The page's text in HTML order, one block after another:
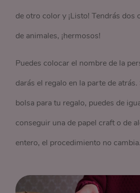
de otro color y ¡Listo! Tendrás dos
de animales, ¡hermosos!
Puedes colocar el nombre de la
darás el regalo en la parte de
bolsa para tu regalo, puedes de
conseguir una de papel craft o de
entero, el procedimiento no cambia.